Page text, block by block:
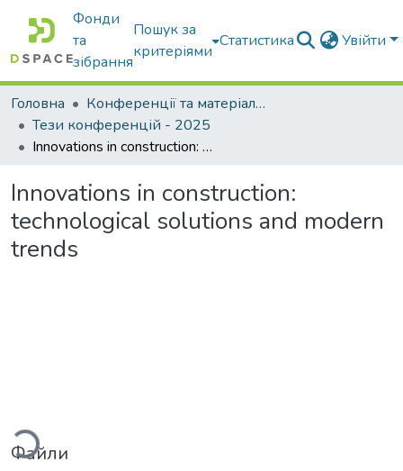
Фонди
та
зібрання
Пошук за
критеріями
Статистика Увійти
Головна
Конференції та матеріали конференцій
Тези конференцій - 2025
Innovations in construction: technological solutions and modern trends
Innovations in construction:
technological solutions and modern
trends
Файли